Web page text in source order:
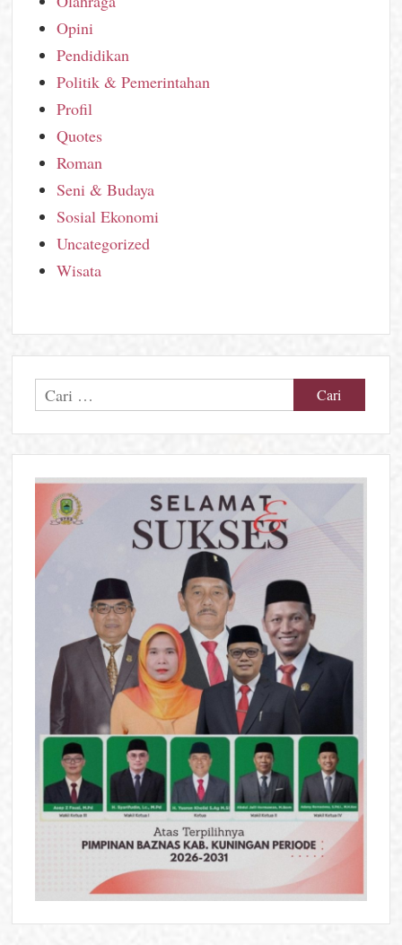
Opini
Pendidikan
Politik & Pemerintahan
Profil
Quotes
Roman
Seni & Budaya
Sosial Ekonomi
Uncategorized
Wisata
Cari
untuk: